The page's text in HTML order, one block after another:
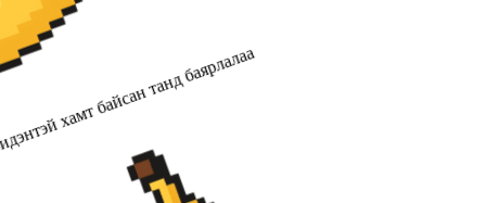
хамт байсан танд баярлалаа